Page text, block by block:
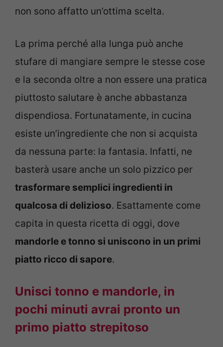
non sono affatto un’ottima scelta.
La prima perché alla lunga può anche
stufare di mangiare sempre le stesse cose
e la seconda oltre a non essere una pratica
piuttosto salutare è anche abbastanza
dispendiosa. Fortunatamente, in cucina
esiste un’ingrediente che non si acquista
da nessuna parte: la fantasia. Infatti, ne
basterà usare anche un solo pizzico per
trasformare semplici ingredienti in
qualcosa di delizioso. Esattamente come
capita in questa ricetta di oggi, dove
mandorle e tonno si uniscono in un primi
piatto ricco di sapore.
Unisci tonno e mandorle, in
pochi minuti avrai pronto un
primo piatto strepitoso